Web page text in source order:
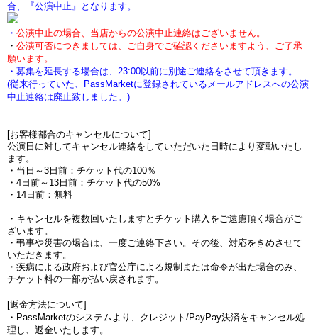
合、『公演中止』となります。
・ 公演中止の場合、当店からの公演中止連絡はございません。
・ 公演可否につきましては、ご自身でご確認くださいますよう、ご了承
願います。
・募集を延長する場合は、23:00以前に別途ご連絡をさせて頂きます。
(従来行っていた、PassMarketに登録されているメールアドレスへの公演
中止連絡は廃止致しました。)
[お客様都合のキャンセルについて]
公演日に対してキャンセル連絡をしていただいた日時により変動いたし
ます。
・当日～3日前：チケット代の100％
・4日前～13日前：チケット代の50%
・14日前：無料
・キャンセルを複数回いたしますとチケット購入をご遠慮頂く場合がご
ざいます。
・弔事や災害の場合は、一度ご連絡下さい。その後、対応をきめさせて
いただきます。
・疾病による政府および官公庁による規制または命令が出た場合のみ、
チケット料の一部が払い戻されます。
[返金方法について]
・PassMarketのシステムより、クレジット/PayPay決済をキャンセル処
理し、返金いたします。